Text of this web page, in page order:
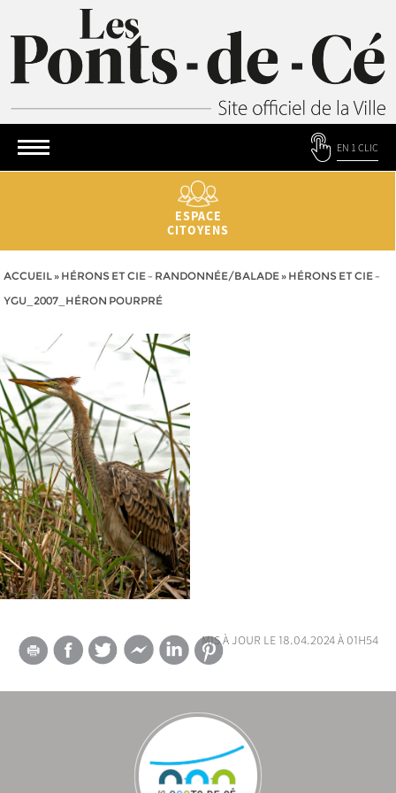
EN 1 CLIC
ESPACE
CITOYENS
ACCUEIL» HÉRONS ET CIE – RANDONNÉE/BALADE» HÉRONS ET CIE –
YGU_2007_HÉRON POURPRÉ
mis à jour le 18.04.2024 à 01h54